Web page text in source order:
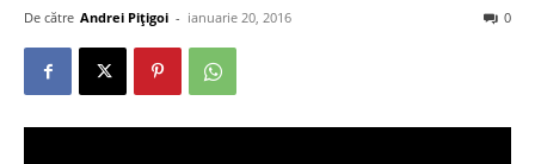
De către Andrei Pițigoi - ianuarie 20, 2016 0